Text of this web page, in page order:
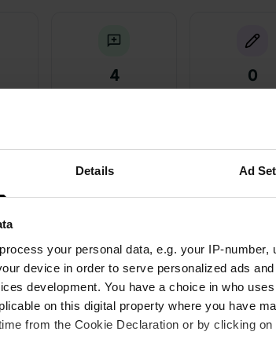
Details Ad
process your personal data, e.g. your IP-
device in order to serve personalized ads
development. You have a choice in who
on this digital property where you have
from the Cookie Declaration or by clicking
4 0
Standort bewertet
Sitecode: 158926
Preise sind falsch
GoogleOriginal anzeigen
Standort bewertet—vor etwa 3 Jahren